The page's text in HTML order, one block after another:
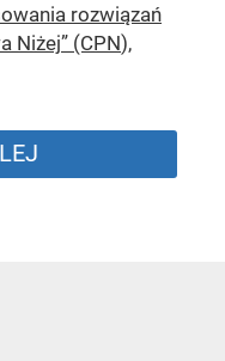
rozwiązań
Niżej” (CPN),